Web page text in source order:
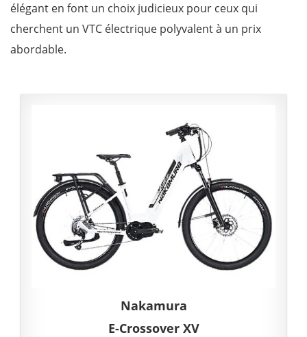
élégant en font un choix judicieux pour ceux qui
cherchent un VTC électrique polyvalent à un prix
abordable.
Nakamura
E-Crossover XV